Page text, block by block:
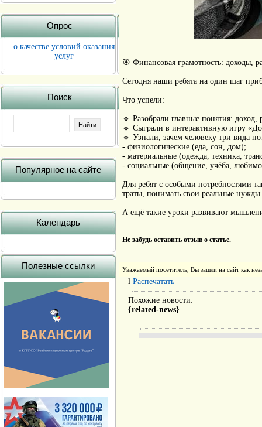
Опрос
о качестве условий оказания
услуг
Поиск
Популярное на сайте
Календарь
Полезные ссылки
🎯 Финансовая грамотность: доходы,
Сегодня наши ребята на один шаг
Что успели:
🔹 Разобрали главные понятия: доход,
🔹 Сыграли в интерактивную игру
🔹 Узнали, зачем человеку три вида
- физиологические (еда, сон, дом);
- материальные (одежда, техника,
- социальные (общение, учёба,
Для ребят с особыми потребностями
траты, понимать свои реальные
А ещё такие уроки развивают
Не забудь оставить отзыв о статье.
Уважаемый посетитель, Вы зашли на сайт как
l Распечатать
Похожие новости:
{related-news}